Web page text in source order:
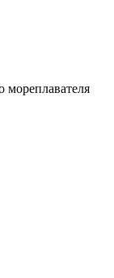
мореплавателя